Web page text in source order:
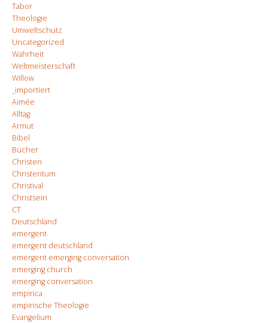
Tabor
Theologie
Umweltschutz
Uncategorized
Wahrheit
Weltmeisterschaft
Willow
_importiert
Aimée
Alltag
Armut
Bibel
Bücher
Christen
Christentum
Christival
Christsein
CT
Deutschland
emergent
emergent deutschland
emergent emerging conversation
emerging church
emerging conversation
empirica
empirische Theologie
Evangelium